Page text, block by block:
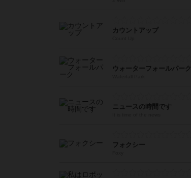
カウントアップ
ウォーターフォールパーク
ニュースの時間です
フォクシー